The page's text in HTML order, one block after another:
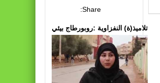
Share:
تلاميذ(ة) النفزاوية :روبورطاج بيئي